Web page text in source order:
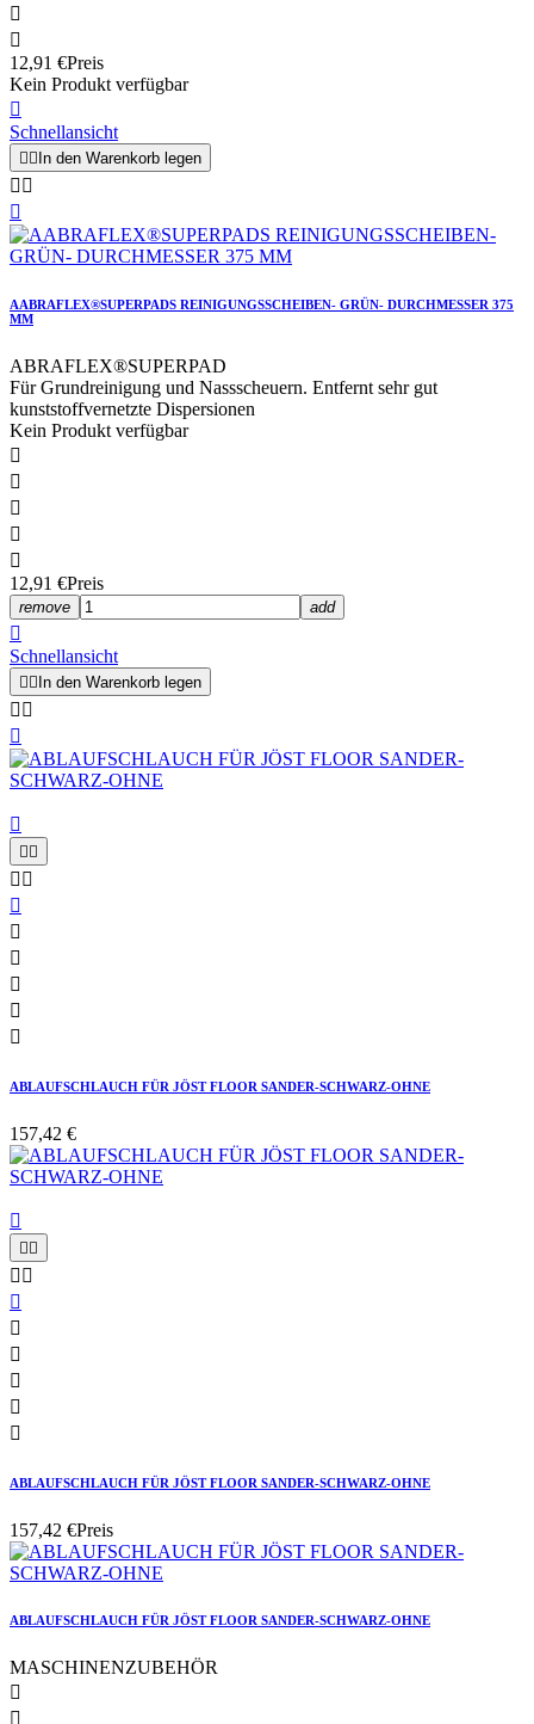


12,91 €Preis
Kein Produkt verfügbar

Schnellansicht
In den Warenkorb legen
 

AABRAFLEX®SUPERPADS REINIGUNGSSCHEIBEN- GRÜN- DURCHMESSER 375
MM
ABRAFLEX®SUPERPAD
Für Grundreinigung und Nassscheuern. Entfernt sehr gut
kunststoffvernetzte Dispersionen
Kein Produkt verfügbar





12,91 €Preis
remove add

Schnellansicht
In den Warenkorb legen
 



 






ABLAUFSCHLAUCH FÜR JÖST FLOOR SANDER-SCHWARZ-OHNE
157,42 €


 






ABLAUFSCHLAUCH FÜR JÖST FLOOR SANDER-SCHWARZ-OHNE
157,42 €Preis
ABLAUFSCHLAUCH FÜR JÖST FLOOR SANDER-SCHWARZ-OHNE
MASCHINENZUBEHÖR
